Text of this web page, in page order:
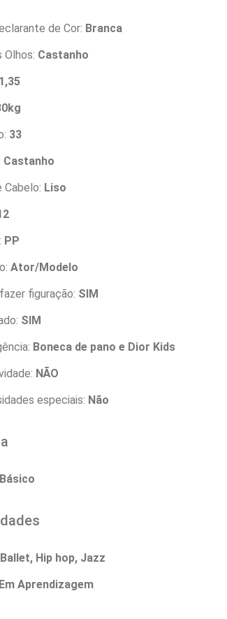
de Cor: Branca
Olhos: Castanho
1,35
33
Castanho
Cabelo: Liso
PP
Ator/Modelo
figuração: SIM
SIM
Boneca de pano e Dior Kids
NÃO
especiais: Não
Básico
Ballet, Hip hop, Jazz
Em Aprendizagem